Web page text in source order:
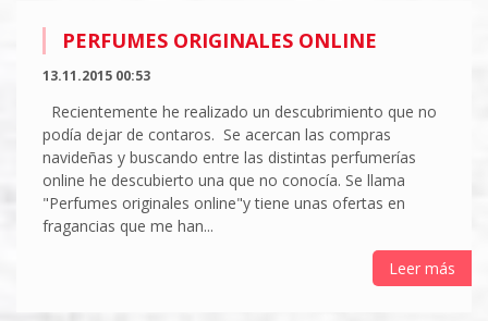
PERFUMES ORIGINALES ONLINE
13.11.2015 00:53
Recientemente he realizado un descubrimiento que no
podía dejar de contaros. Se acercan las compras
navideñas y buscando entre las distintas perfumerías
online he descubierto una que no conocía. Se llama
"Perfumes originales online"y tiene unas ofertas en
fragancias que me han...
Leer más